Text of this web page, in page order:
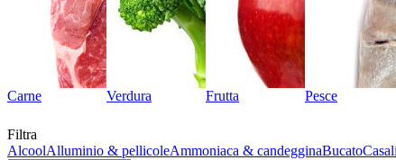
Carne Verdura Frutta Pesce
Filtra
AlcoolAlluminio & pellicoleAmmoniaca & candegginaBucato